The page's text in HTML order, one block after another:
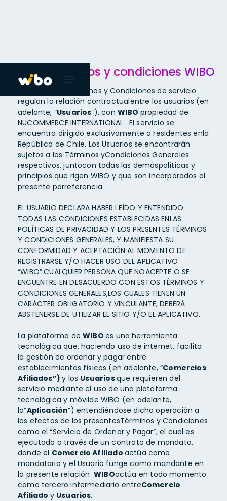
Terminos y condiciones WIBO
Lospresentes Términos y Condiciones de servicio
regulan la relación contractualentre los usuarios (en
adelante, “Usuarios”), con WIBO propiedad de
NUCOMMERCE INTERNATIONAL . El servicio se
encuentra dirigido exclusivamente a residentes enla
República de Chile. Los Usuarios se encontrarán
sujetos a los Términos yCondiciones Generales
respectivos, juntocon todas las demáspolíticas y
principios que rigen WIBO y que son incorporados al
presente porreferencia.
EL USUARIO DECLARA HABER LEÍDO Y ENTENDIDO
TODAS LAS CONDICIONES ESTABLECIDAS ENLAS
POLÍTICAS DE PRIVACIDAD Y LOS PRESENTES TÉRMINOS
Y CONDICIONES GENERALES, Y MANIFIESTA SU
CONFORMIDAD Y ACEPTACIÓN AL MOMENTO DE
REGISTRARSE Y/O HACER USO DEL APLICATIVO
“WIBO”.CUALQUIER PERSONA QUE NOACEPTE O SE
ENCUENTRE EN DESACUERDO CON ESTOS TÉRMINOS Y
CONDICIONES GENERALES,LOS CUALES TIENEN UN
CARÁCTER OBLIGATORIO Y VINCULANTE, DEBERÁ
ABSTENERSE DE UTILIZAR EL SITIO Y/O EL APLICATIVO.
La plataforma deWIBO es una herramienta
tecnológica que, haciendo uso de internet, facilita
la gestión de ordenar y pagar entre
establecimientos físicos (en adelante, “Comercios
Afiliados”)y los Usuariosque requieren del
servicio mediante el uso de una plataforma
tecnológica y móvilde WIBO (en adelante,
la“Aplicación”) entendiéndose dicha operación a
los efectos de los presentesTérminos y Condiciones
como el “Servicio de Ordenar y Pagar”, el cual es
ejecutado a través de un contrato de mandato,
donde el Comercio Afiliado actúa como
mandatario y el Usuario funge como mandante en
la presente relación. WIBOactúa en todo momento
como tercero intermediario entreComercio
Afiliado y Usuarios.